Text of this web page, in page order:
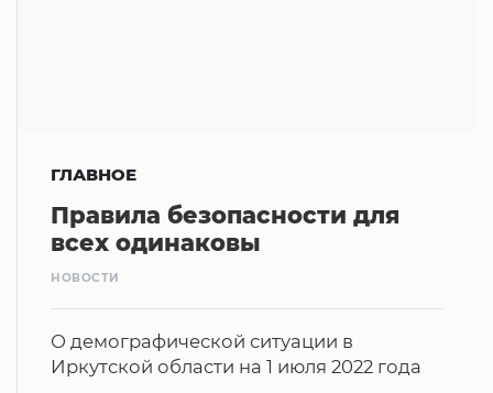
ГЛАВНОЕ
Правила безопасности для
всех одинаковы
НОВОСТИ
О демографической ситуации в
Иркутской области на 1 июля 2022 года